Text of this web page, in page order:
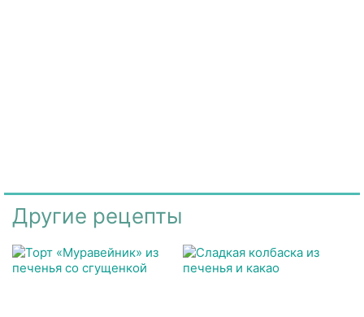
Другие рецепты